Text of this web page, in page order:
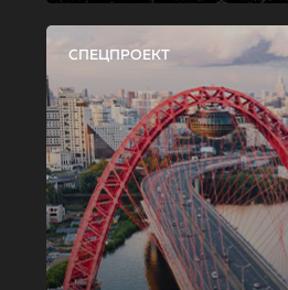
СПЕЦПРОЕКТ